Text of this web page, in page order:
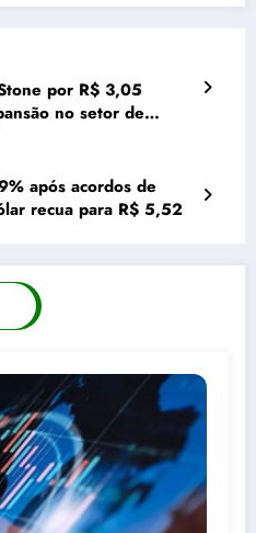
por R$ 3,05
no setor de
após acordos de
recua para R$ 5,52